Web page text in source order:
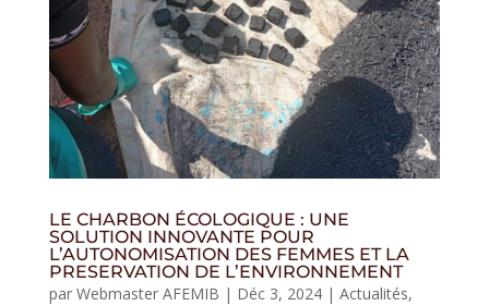
LE CHARBON ÉCOLOGIQUE : UNE
SOLUTION INNOVANTE POUR
L’AUTONOMISATION DES FEMMES ET LA
PRESERVATION DE L’ENVIRONNEMENT
par Webmaster AFEMIB | Déc 3, 2024| Actualités,